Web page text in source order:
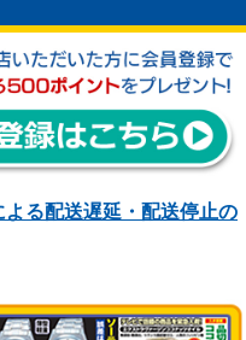
よる配送遅延・配送停止の